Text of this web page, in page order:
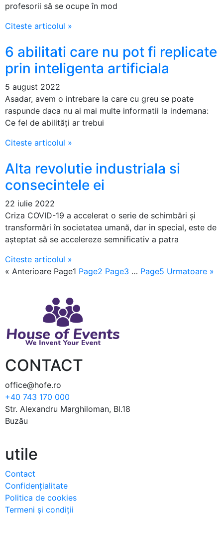
profesorii să se ocupe în mod
Citeste articolul »
6 abilitati care nu pot fi replicate
prin inteligenta artificiala
5 august 2022
Asadar, avem o intrebare la care cu greu se poate
raspunde daca nu ai mai multe informatii la indemana:
Ce fel de abilități ar trebui
Citeste articolul »
Alta revolutie industriala si
consecintele ei
22 iulie 2022
Criza COVID-19 a accelerat o serie de schimbări și
transformări în societatea umană, dar in special, este de
așteptat să se accelereze semnificativ a patra
Citeste articolul »
« Anterioare Page1 Page2 Page3 … Page5 Urmatoare »
CONTACT
office@hofe.ro
+40 743 170 000
Str. Alexandru Marghiloman, Bl.18
Buzău
utile
Contact
Confidențialitate
Politica de cookies
Termeni și condiții